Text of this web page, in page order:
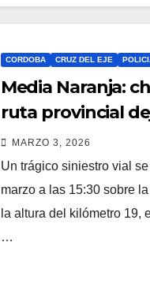
CORDOBA CRUZ DEL EJE
Media Naranja:
ruta provincial
fallecidos
MARZO 3, 2026
Un trágico siniestro vial
marzo a las 15:30 sobre
la altura del kilómetro 19,
…